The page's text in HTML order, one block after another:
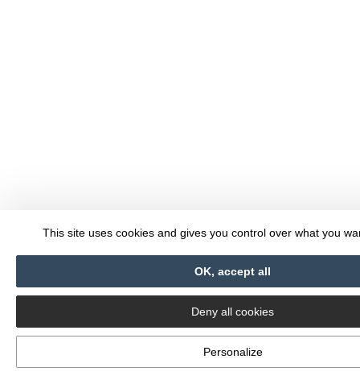
This site uses cookies and gives you control over what you
OK, accept all
Deny all cookies
Personalize